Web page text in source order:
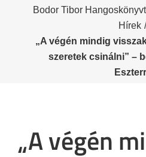
Bodor Tibor
Hírek /
„A végén mindig
szeretek csinálni” –
„A végén